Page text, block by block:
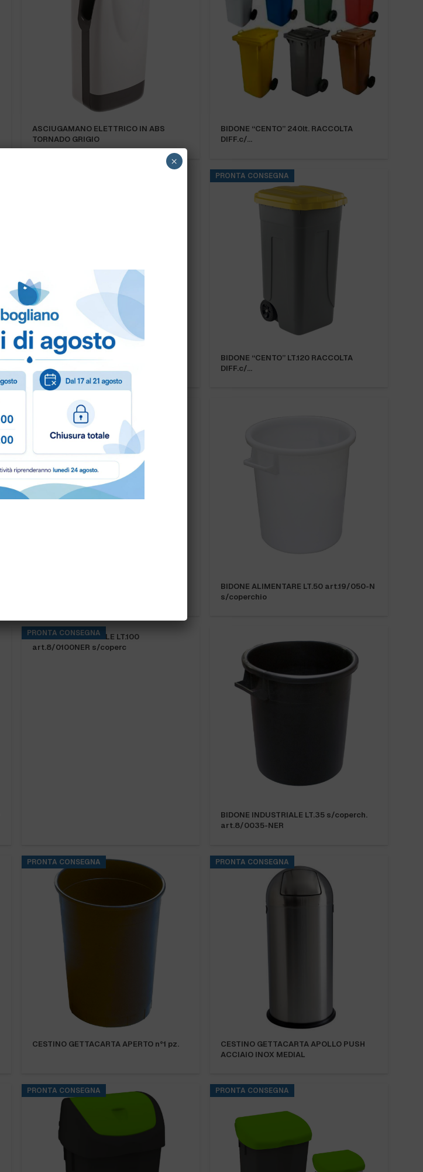
ASCIUGAMANO ELETTRICO IN ABS
TORNADO GRIGIO
BIDONE “CENTO” 240lt. RACCOLTA
DIFF.c/…
BIDONE “CENTO” CARRELLATO
100lt.senza…
PRONTA CONSEGNA
BIDONE “CENTO” LT.120 RACCOLTA
DIFF.c/…
BIDONE ALIMENTARE LT.50 art.19/050-N
s/coperchio
PRONTA CONSEGNA
BIDONE INDUSTRIALE LT.100
art.8/0100NER s/coperc
BIDONE INDUSTRIALE LT.35 s/coperch.
art.8/0035-NER
PRONTA CONSEGNA
CESTINO GETTACARTA APERTO n°1 pz.
PRONTA CONSEGNA
CESTINO GETTACARTA APOLLO PUSH
ACCIAIO INOX MEDIAL
PRONTA CONSEGNA PRONTA CONSEGNA
×